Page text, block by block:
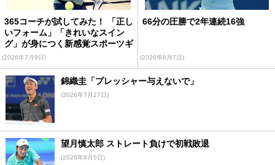
365コーチが試してみた！ 「正し
いフォーム」「きれいなスイン
グ」が身につく新感覚スポーツギ
ア
(2026年7月9日)
66分の圧勝で2年連続16強
(2026年8月7日)
錦織圭「プレッシャー与えないで」
(2026年7月27日)
望月慎太郎 ストレート負けで初戦敗退
(2026年8月5日)